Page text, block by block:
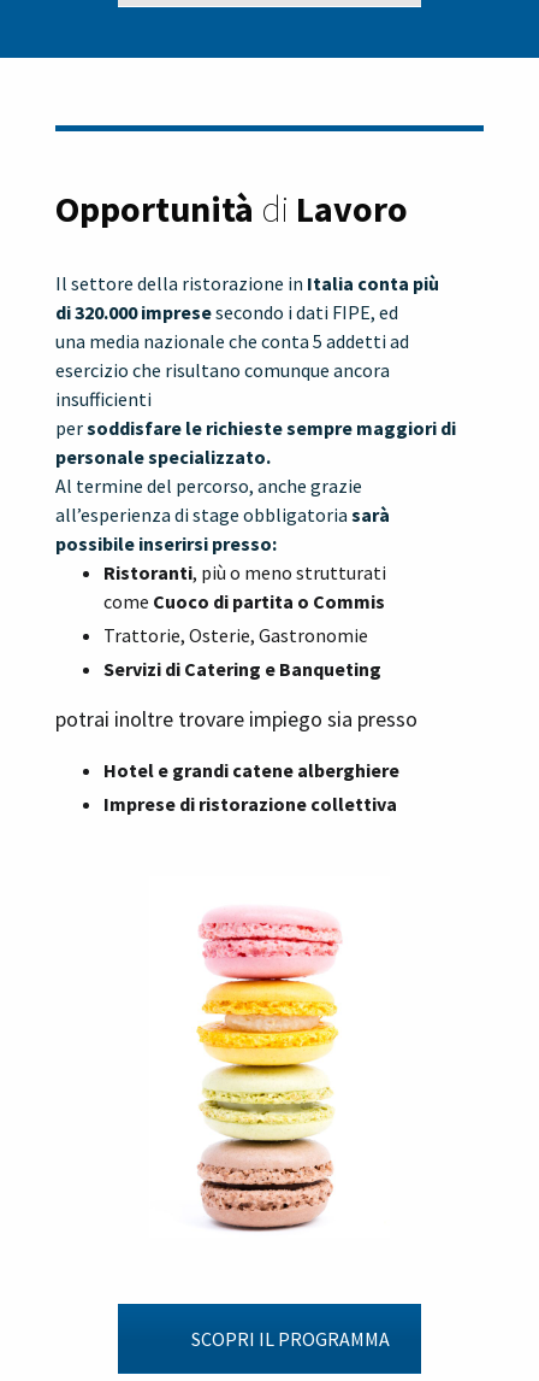
Opportunità di Lavoro
Il settore della ristorazione in Italia conta più
di320.000 impresesecondo i dati FIPE, ed
una media nazionale che conta 5 addetti ad
esercizio che risultano comunque ancora
insufficienti
persoddisfare le richieste sempre maggiori di
personale specializzato.
Al termine del percorso, anche grazie
all’esperienza di stage obbligatoria sarà
possibile inserirsi presso:
Ristoranti, più o meno strutturati
come Cuoco di partita o Commis
Trattorie, Osterie, Gastronomie
Servizi di Catering e Banqueting
potrai inoltre trovare impiego sia presso
Hotel e grandi catene alberghiere
Imprese di ristorazione collettiva
SCOPRI IL PROGRAMMA